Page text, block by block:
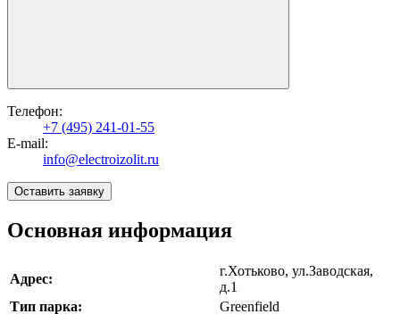
Телефон:
+7 (495) 241-01-55
E-mail:
info@electroizolit.ru
Оставить заявку
Основная информация
Адрес:
г.Хотьково, ул.Заводская,
д.1
Тип парка:
Greenfield